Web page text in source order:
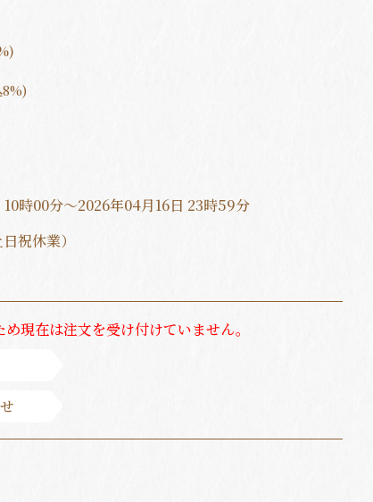
時00分～2026年04月16日 23時59分
祝休業）
現在は注文を受け付けていません。